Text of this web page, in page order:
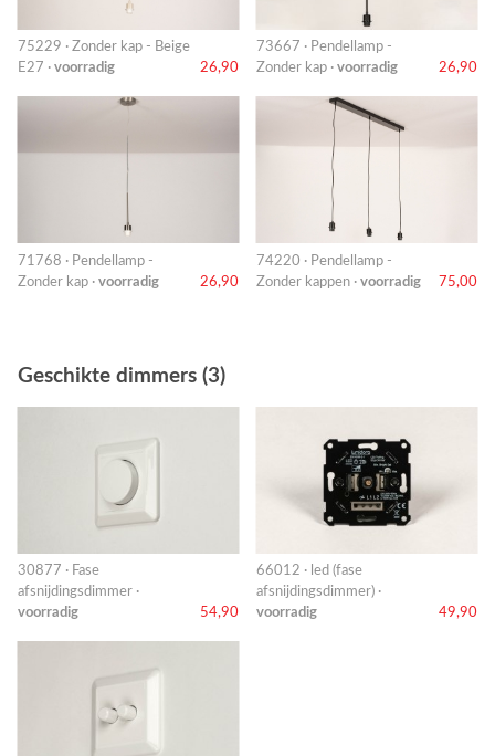
75229 · Zonder kap - Beige
E27 · voorradig 26,90
73667 · Pendellamp -
Zonder kap · voorradig 26,90
71768 · Pendellamp -
Zonder kap · voorradig 26,90
74220 · Pendellamp -
Zonder kappen · voorradig 75,00
Geschikte dimmers (3)
30877 · Fase
afsnijdingsdimmer ·
voorradig
54,90
66012 · led (fase
afsnijdingsdimmer) ·
voorradig
49,90